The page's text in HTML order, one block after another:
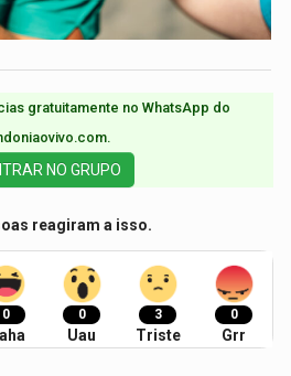
gratuitamente no WhatsApp do
NO GRUPO
reagiram a isso.
0 0
Uau
3
Triste
0
Grr